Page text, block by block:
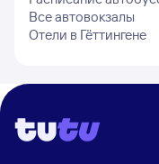
Все автовокзалы
Отели в Гёттингене